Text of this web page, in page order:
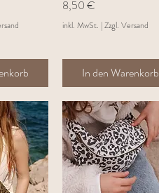
Preis
8,50 €
inkl. MwSt. |Zzgl. Versand
In den Warenkorb